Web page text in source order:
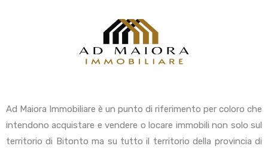
Ad Maiora Immobiliare è un punto di riferimento per coloro che
intendono acquistare e vendere o locare immobili non solo sul
territorio di Bitonto ma su tutto il territorio della provincia di